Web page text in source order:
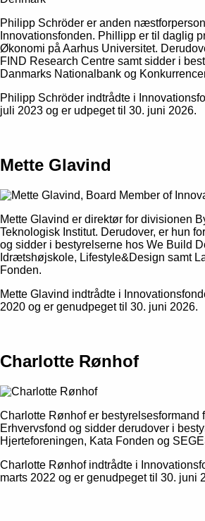
Philipp Schröder er anden
Innovationsfonden. Phillipp er til daglig
Økonomi på Aarhus Universitet.
FIND Research Centre samt sidder i
Danmarks Nationalbank og
Philipp Schröder indtrådte i
juli 2023 og er udpeget til 30. juni 2026.
Mette Glavind
Mette Glavind er direktør for divisionen
Teknologisk Institut. Derudover, er hun
og sidder i bestyrelserne hos We Build
Idrætshøjskole, Lifestyle&Design samt
Fonden.
Mette Glavind indtrådte i
2020 og er genudpeget til 30. juni 2026.
Charlotte Rønhof
Charlotte Rønhof er bestyrelsesformand
Erhvervsfond og sidder derudover i
Hjerteforeningen, Kata Fonden og
Charlotte Rønhof indtrådte i
marts 2022 og er genudpeget til 30. juni